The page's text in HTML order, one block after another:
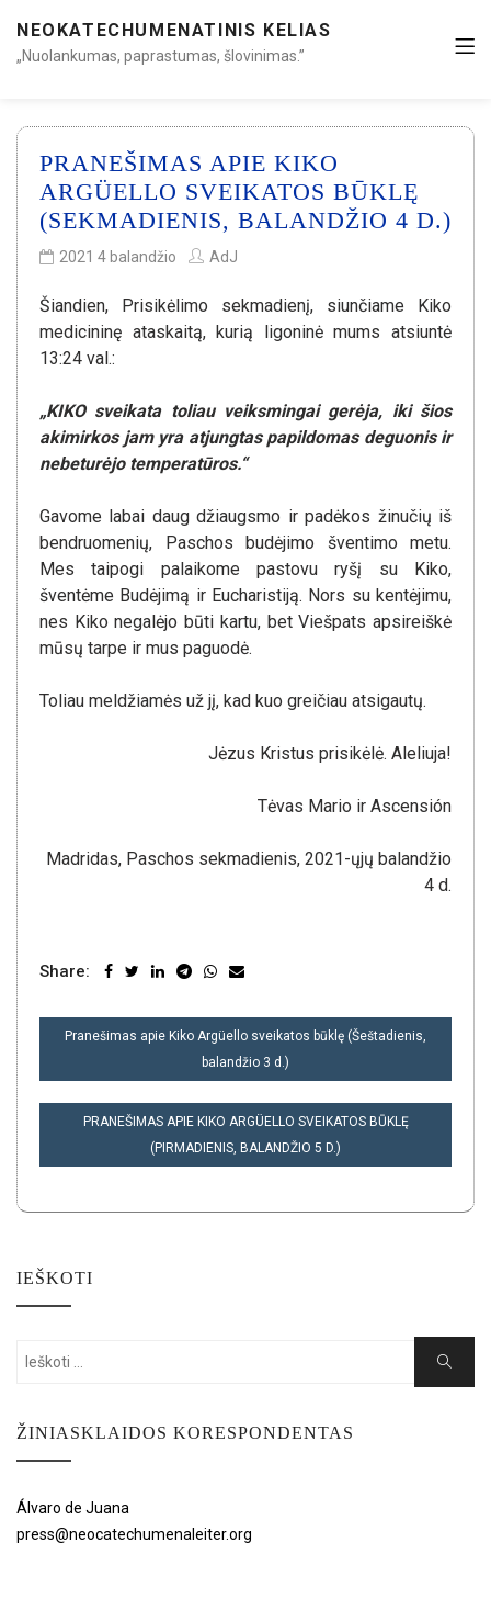
NEOKATECHUMENATINIS KELIAS
„Nuolankumas, paprastumas, šlovinimas.”
PRANEŠIMAS APIE KIKO
ARGÜELLO SVEIKATOS BŪKLĘ
(SEKMADIENIS, BALANDŽIO 4 D.)
2021 4 balandžio AdJ
Šiandien, Prisikėlimo sekmadienį, siunčiame Kiko
medicininę ataskaitą, kurią ligoninė mums atsiuntė
13:24 val.:
„KIKO sveikata toliau veiksmingai gerėja, iki šios
akimirkos jam yra atjungtas papildomas deguonis ir
nebeturėjo temperatūros.“
Gavome labai daug džiaugsmo ir padėkos žinučių iš
bendruomenių, Paschos budėjimo šventimo metu.
Mes taipogi palaikome pastovu ryšį su Kiko,
šventėme Budėjimą ir Eucharistiją. Nors su kentėjimu,
nes Kiko negalėjo būti kartu, bet Viešpats apsireiškė
mūsų tarpe ir mus paguodė.
Toliau meldžiamės už jį, kad kuo greičiau atsigautų.
Jėzus Kristus prisikėlė. Aleliuja!
Tėvas Mario ir Ascensión
Madridas, Paschos sekmadienis, 2021-ųjų balandžio
4 d.
Share:
NAVIGACIJA
ĮRAŠŲ
Pranešimas apie Kiko Argüello sveikatos būklę (Šeštadienis,
balandžio 3 d.)
PRANEŠIMAS APIE KIKO ARGÜELLO SVEIKATOS BŪKLĘ
(PIRMADIENIS, BALANDŽIO 5 D.)
IEŠKOTI
Search
Search
ŽINIASKLAIDOS KORESPONDENTAS
Álvaro de Juana
press@neocatechumenaleiter.org